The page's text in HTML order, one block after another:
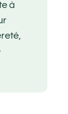
à